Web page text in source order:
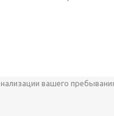
вашего